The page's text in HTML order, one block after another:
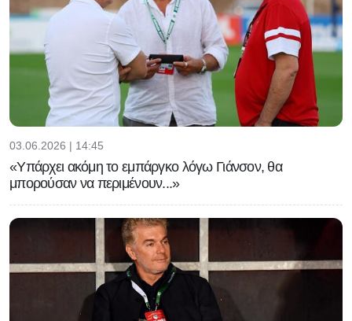
03.06.2026 | 14:45
«Υπάρχει ακόμη το εμπάργκο λόγω Γιάνσον, θα
μπορούσαν να περιμένουν...»